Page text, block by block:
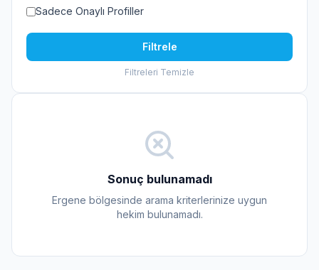
Sadece Onaylı Profiller
Filtrele
Filtreleri Temizle
Sonuç bulunamadı
Ergene bölgesinde arama kriterlerinize uygun
hekim bulunamadı.